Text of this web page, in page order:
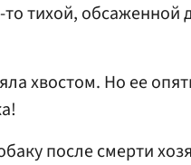
тихой, обсаженной
хвостом. Но ее
после смерти